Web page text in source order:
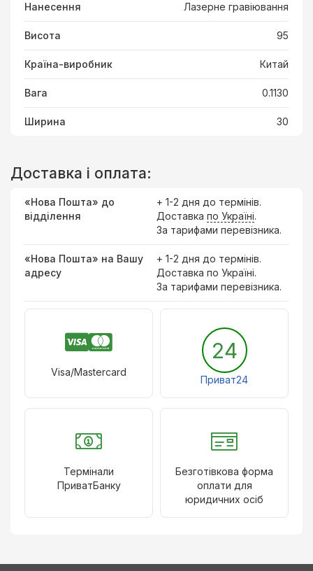
Нанесення Лазерне гравіювання
Висота 95
Країна-виробник Китай
Вага 0.1130
Ширина 30
Доставка і оплата:
«Нова Пошта» до
відділення
+ 1-2 дня до термінів.
Доставка по Україні.
За тарифами перевізника.
«Нова Пошта» на Вашу
адресу
+ 1-2 дня до термінів.
Доставка по Україні.
За тарифами перевізника.
Visa/Mastercard
24
Приват24
Термінали
ПриватБанку
Безготівкова форма
оплати для
юридичних осіб